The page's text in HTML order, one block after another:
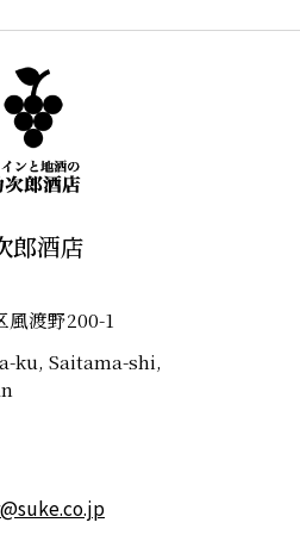
郎酒店
風渡野200-1
ku, Saitama-shi,